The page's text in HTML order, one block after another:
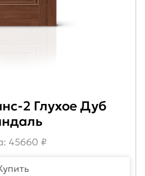
2 Глухое Дуб
45660 ₽